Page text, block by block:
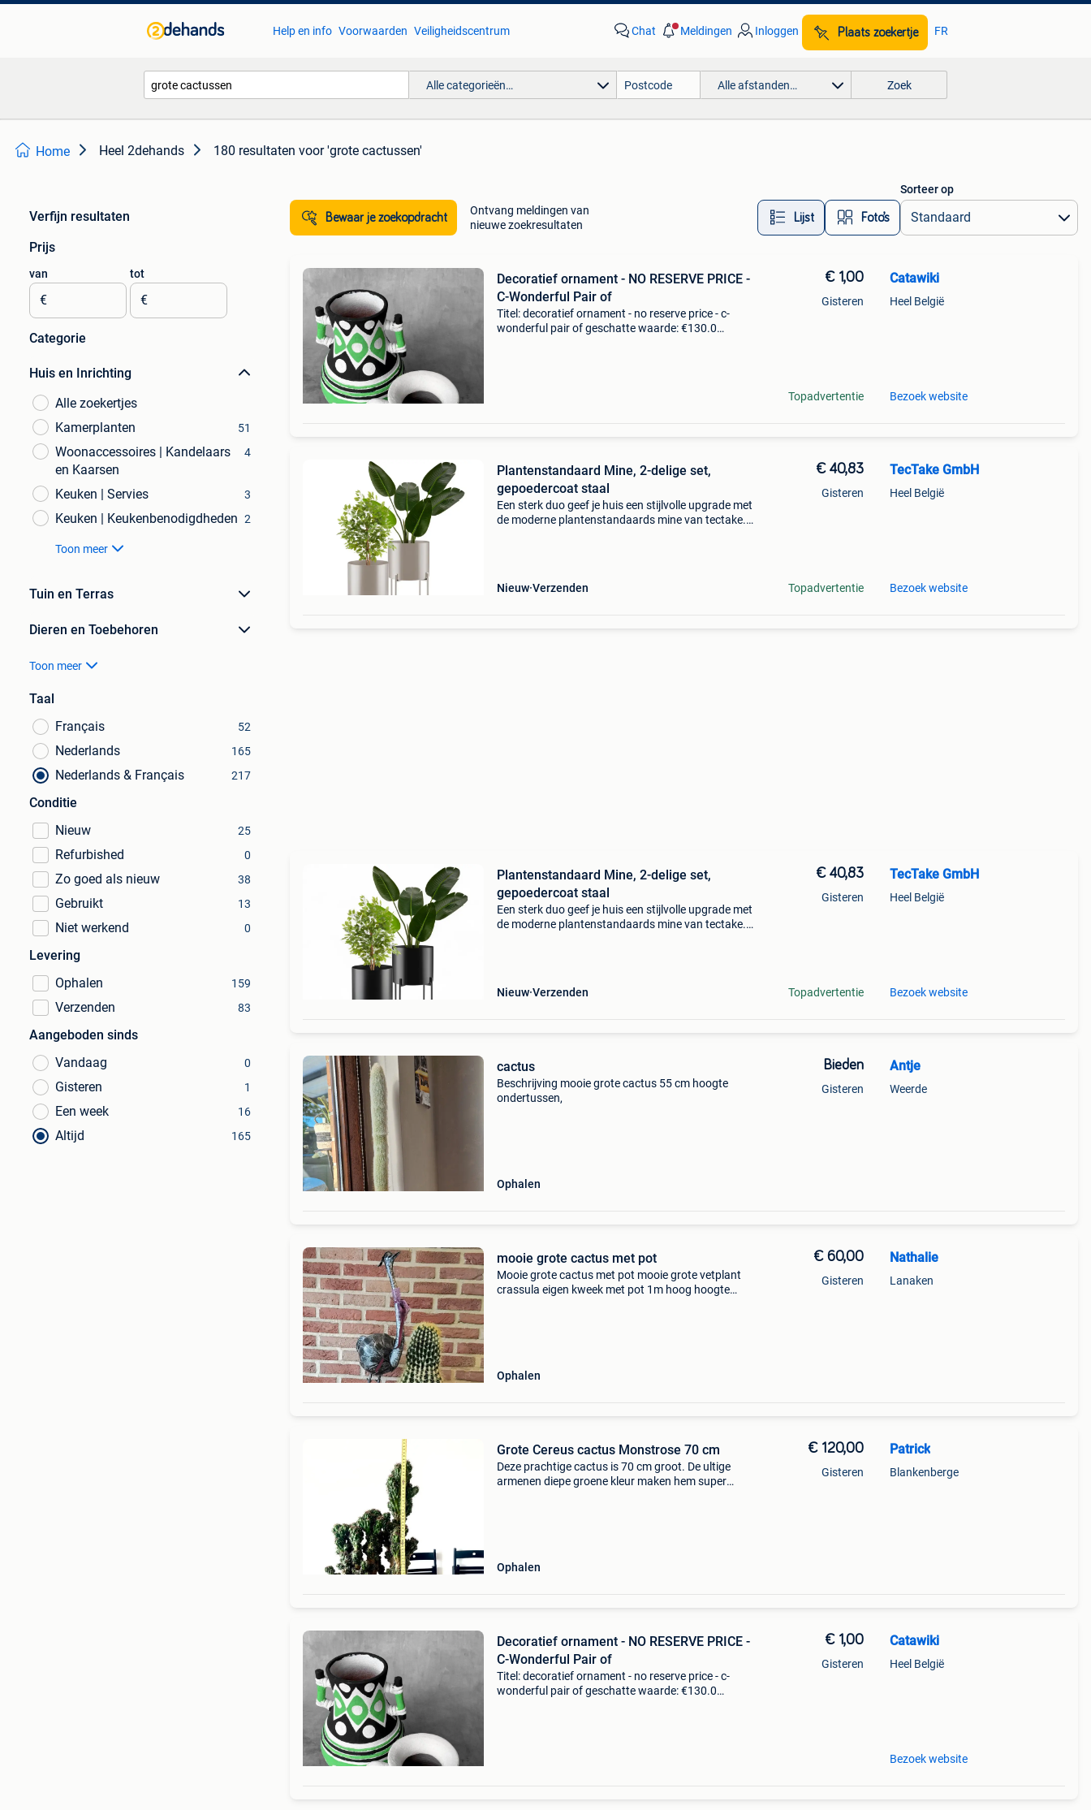
Help en info Voorwaarden Veiligheidscentrum Chat Meldingen Inloggen Plaats zoekertje FR
Alle categorieën… Alle afstanden… Zoek
Home Heel 2dehands 180 resultaten voor 'grote cactussen'
Verfijn resultaten
Prijs
van
€
tot
€
Categorie
Huis en Inrichting
Alle zoekertjes
Kamerplanten
51
Woonaccessoires | Kandelaars
en Kaarsen
4
Keuken | Servies 3
Keuken | Keukenbenodigdheden 2
Toon meer
Tuin en Terras
Dieren en Toebehoren
Toon meer
Taal
Français
52
Nederlands 165
Nederlands & Français 217
Conditie
Nieuw
25
Refurbished 0
Zo goed als nieuw 38
Gebruikt 13
Niet werkend 0
Levering
Ophalen
159
Verzenden 83
Aangeboden sinds
Vandaag
0
Gisteren 1
Een week 16
Altijd 165
Bewaar je zoekopdracht
Ontvang meldingen van
nieuwe zoekresultaten
Lijst Foto’s
Sorteer op
Decoratief ornament - NO RESERVE PRICE -
C-Wonderful Pair of
Titel: decoratief ornament - no reserve price - c-
wonderful pair of geschatte waarde: €130.0
€ 1,00
Gisteren
Topadvertentie
Catawiki
Heel België
Bezoek website
Plantenstandaard Mine, 2-delige set,
gepoedercoat staal
Een sterk duo geef je huis een stijlvolle upgrade met
de moderne plantenstandaards mine van tectake.
Nieuw Verzenden
€ 40,83
Gisteren
Topadvertentie
TecTake GmbH
Heel België
Bezoek website
Plantenstandaard Mine, 2-delige set,
gepoedercoat staal
Een sterk duo geef je huis een stijlvolle upgrade met
de moderne plantenstandaards mine van tectake.
Nieuw Verzenden
€ 40,83
Gisteren
Topadvertentie
TecTake GmbH
Heel België
Bezoek website
cactus
Beschrijving mooie grote cactus 55 cm hoogte
ondertussen,
Ophalen
Bieden
Gisteren
Antje
Weerde
mooie grote cactus met pot
Mooie grote cactus met pot mooie grote vetplant
crassula eigen kweek met pot 1m hoog hoogte
Ophalen
€ 60,00
Gisteren
Nathalie
Lanaken
Grote Cereus cactus Monstrose 70 cm
Deze prachtige cactus is 70 cm groot. De ultige
armenen diepe groene kleur maken hem super
Ophalen
€ 120,00
Gisteren
Patrick
Blankenberge
Decoratief ornament - NO RESERVE PRICE -
C-Wonderful Pair of
Titel: decoratief ornament - no reserve price - c-
wonderful pair of geschatte waarde: €130.0
€ 1,00
Gisteren
Catawiki
Heel België
Bezoek website